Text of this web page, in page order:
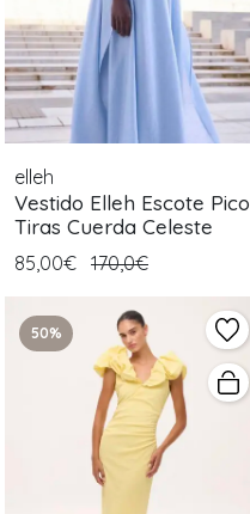
elleh
Vestido Elleh Escote Pico
Tiras Cuerda Celeste
85,00€ 170,0€
50%